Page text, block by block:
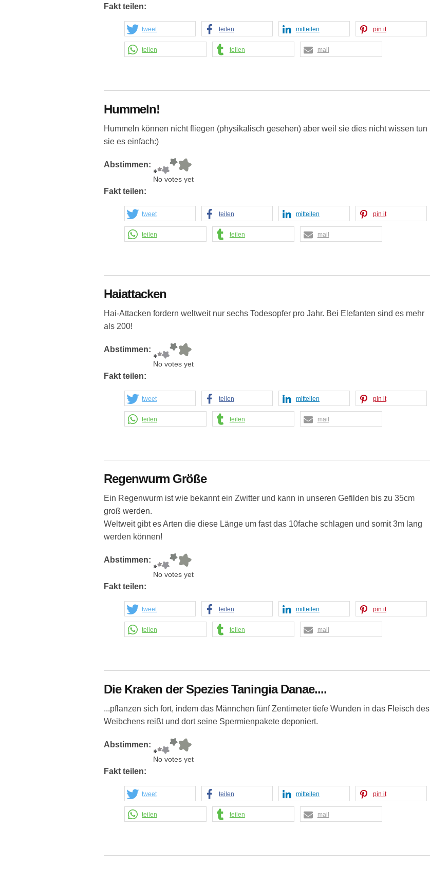
Fakt teilen:
tweet teilen mitteilen pin it
teilen teilen mail
Hummeln!
Hummeln können nicht fliegen (physikalisch gesehen) aber weil sie dies nicht wissen tun
sie es einfach:)
Abstimmen:
No votes yet
Fakt teilen:
tweet teilen mitteilen pin it
teilen teilen mail
Haiattacken
Hai-Attacken fordern weltweit nur sechs Todesopfer pro Jahr. Bei Elefanten sind es mehr
als 200!
Abstimmen:
No votes yet
Fakt teilen:
tweet teilen mitteilen pin it
teilen teilen mail
Regenwurm Größe
Ein Regenwurm ist wie bekannt ein Zwitter und kann in unseren Gefilden bis zu 35cm
groß werden.
Weltweit gibt es Arten die diese Länge um fast das 10fache schlagen und somit 3m lang
werden können!
Abstimmen:
No votes yet
Fakt teilen:
tweet teilen mitteilen pin it
teilen teilen mail
Die Kraken der Spezies Taningia Danae....
...pflanzen sich fort, indem das Männchen fünf Zentimeter tiefe Wunden in das Fleisch des
Weibchens reißt und dort seine Spermienpakete deponiert.
Abstimmen:
No votes yet
Fakt teilen:
tweet teilen mitteilen pin it
teilen teilen mail